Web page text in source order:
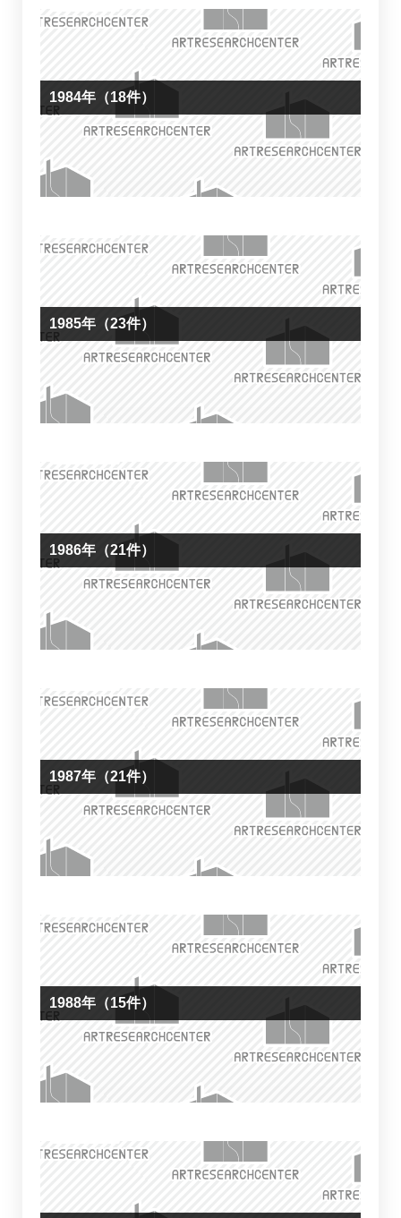
1984年（18件）
1985年（23件）
1986年（21件）
1987年（21件）
1988年（15件）